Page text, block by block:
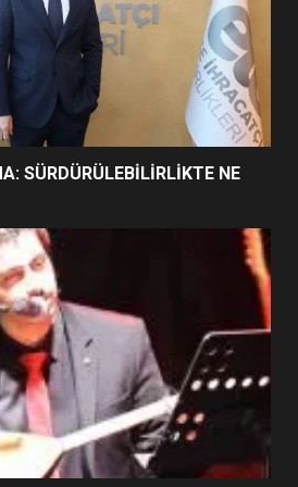
BELEDİYESPOR’DA
YÖNETİM NASIL
SÜRDÜRÜLEBİLİRLİKTE NE